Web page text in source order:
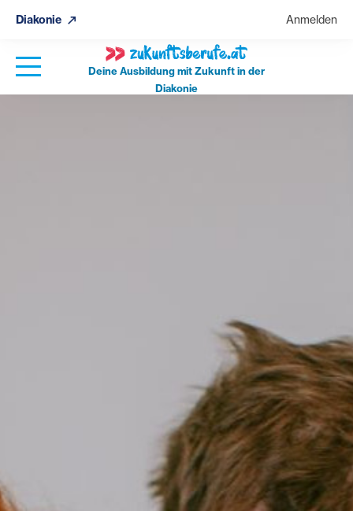
Diakonie Anmelden
Deine Ausbildung mit Zukunft in der
Diakonie